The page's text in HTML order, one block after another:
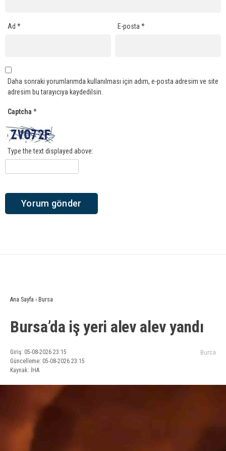
Ad * E-posta*
Daha sonraki yorumlarımda kullanılması için adım, e-posta adresim ve site
adresim bu tarayıcıya kaydedilsin.
Captcha *
Type the text displayed above:
Ana Sayfa › Bursa
Bursa’da iş yeri alev alev yandı
Giriş: 05-08-2026 23:15
Güncelleme: 05-08-2026 23:15
Kaynak: İHA
Bursa